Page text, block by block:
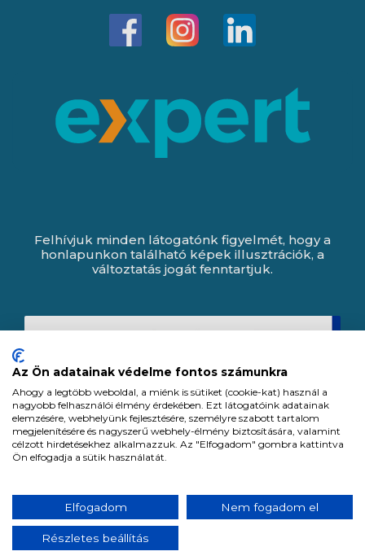
Felhívjuk minden látogatónk figyelmét, hogy a
honlapunkon található képek illusztrációk, a
változtatás jogát fenntartjuk.
Minden jog fenntartva. All rights reserved.
Tervezte és készítette:
Vision-Software, az Octopus 8 ERP forgalmazója.
Az Ön adatainak védelme fontos számunkra
Ahogy a legtöbb weboldal, a miénk is sütiket (cookie-kat) használ a
nagyobb felhasználói élmény érdekében. Ezt látogatóink adatainak
elemzésére, webhelyünk fejlesztésére, személyre szabott tartalom
megjelenítésére és nagyszerű webhely-élmény biztosítására, valamint
célzott hirdetésekhez alkalmazzuk. Az "Elfogadom" gombra kattintva
Ön elfogadja a sütik használatát.
Elfogadom Nem fogadom el
Részletes beállítás